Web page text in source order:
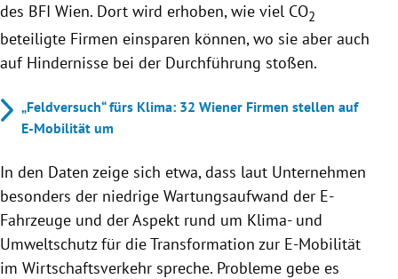
des BFI Wien. Dort wird erhoben, wie viel CO2
beteiligte Firmen einsparen können, wo sie aber auch
auf Hindernisse bei der Durchführung stoßen.
„Feldversuch“ fürs Klima: 32 Wiener Firmen stellen auf
E-Mobilität um
In den Daten zeige sich etwa, dass laut Unternehmen
besonders der niedrige Wartungsaufwand der E-
Fahrzeuge und der Aspekt rund um Klima- und
Umweltschutz für die Transformation zur E-Mobilität
im Wirtschaftsverkehr spreche. Probleme gebe es